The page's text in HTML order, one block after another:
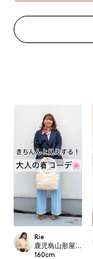
Rie
鹿児島山形屋INED
160cm